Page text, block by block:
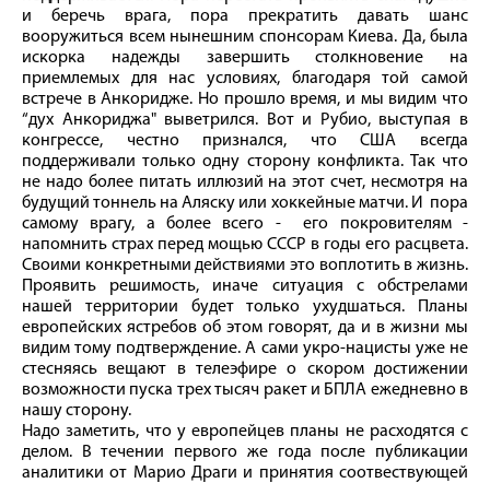
и беречь врага, пора прекратить давать шанс
вооружиться всем нынешним спонсорам Киева. Да, была
искорка надежды завершить столкновение на
приемлемых для нас условиях, благодаря той самой
встрече в Анкоридже. Но прошло время, и мы видим что
“дух Анкориджа" выветрился. Вот и Рубио, выступая в
конгрессе, честно признался, что США всегда
поддерживали только одну сторону конфликта. Так что
не надо более питать иллюзий на этот счет, несмотря на
будущий тоннель на Аляску или хоккейные матчи. И пора
самому врагу, а более всего - его покровителям -
напомнить страх перед мощью СССР в годы его расцвета.
Своими конкретными действиями это воплотить в жизнь.
Проявить решимость, иначе ситуация с обстрелами
нашей территории будет только ухудшаться. Планы
европейских ястребов об этом говорят, да и в жизни мы
видим тому подтверждение. А сами укро-нацисты уже не
стесняясь вещают в телеэфире о скором достижении
возможности пуска трех тысяч ракет и БПЛА ежедневно в
нашу сторону.
Надо заметить, что у европейцев планы не расходятся с
делом. В течении первого же года после публикации
аналитики от Марио Драги и принятия соотвествующей